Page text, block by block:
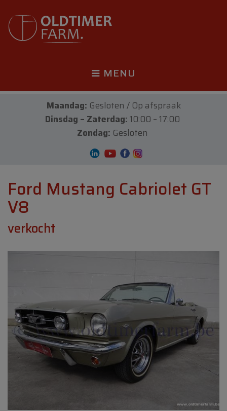
MENU
Maandag: Gesloten / Op afspraak
Dinsdag – Zaterdag:10:00 – 17:00
Zondag: Gesloten
Ford Mustang Cabriolet GT
V8
verkocht